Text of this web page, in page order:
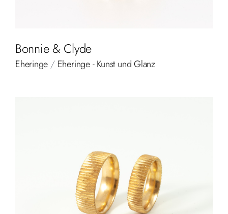
Bonnie & Clyde
Eheringe / Eheringe - Kunst und Glanz